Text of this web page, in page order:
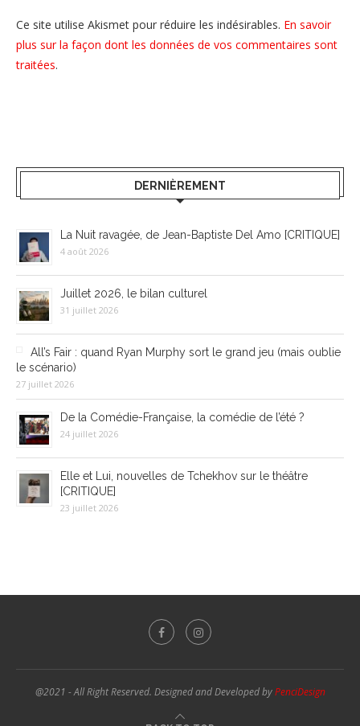
Ce site utilise Akismet pour réduire les indésirables. En savoir
plus sur la façon dont les données de vos commentaires sont
traitées.
DERNIÈREMENT
La Nuit ravagée, de Jean-Baptiste Del Amo [CRITIQUE]
4 août 2026
Juillet 2026, le bilan culturel
31 juillet 2026
All’s Fair : quand Ryan Murphy sort le grand jeu (mais oublie
le scénario)
27 juillet 2026
De la Comédie-Française, la comédie de l’été ?
24 juillet 2026
Elle et Lui, nouvelles de Tchekhov sur le théâtre
[CRITIQUE]
23 juillet 2026
@2021 - All Right Reserved. Designed and Developed byPenciDesign